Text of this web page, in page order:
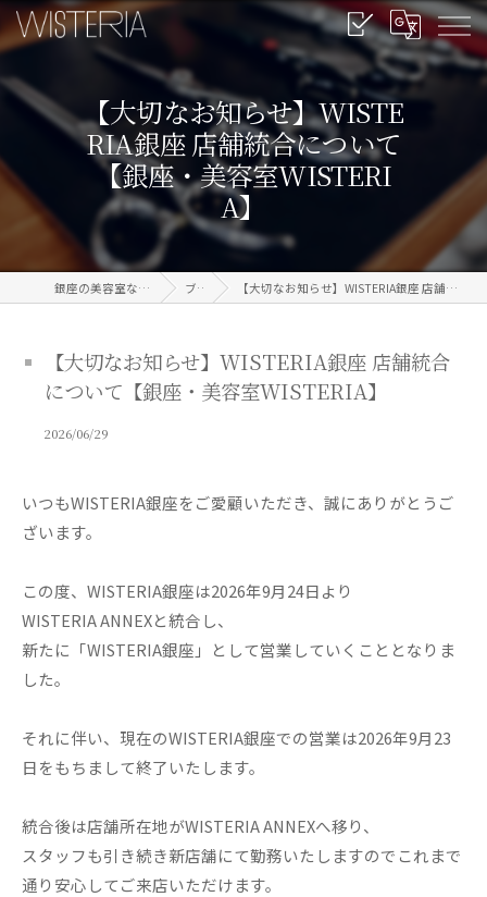
【大切なお知らせ】WISTE
RIA銀座 店舗統合について
【銀座・美容室WISTERI
A】
銀座の美容室なら信頼のWISTERIA ブログ 【大切なお知らせ】WISTERIA銀座 店舗統合について【銀座・美容室WISTERIA】
【大切なお知らせ】WISTERIA銀座 店舗統合
について【銀座・美容室WISTERIA】
2026/06/29
いつもWISTERIA銀座をご愛顧いただき、誠にありがとうご
ざいます。
この度、WISTERIA銀座は2026年9月24日より
WISTERIA ANNEXと統合し、
新たに「WISTERIA銀座」として営業していくこととなりま
した。
それに伴い、現在のWISTERIA銀座での営業は2026年9月23
日をもちまして終了いたします。
統合後は店舗所在地がWISTERIA ANNEXへ移り、
スタッフも引き続き新店舗にて勤務いたしますのでこれまで
通り安心してご来店いただけます。